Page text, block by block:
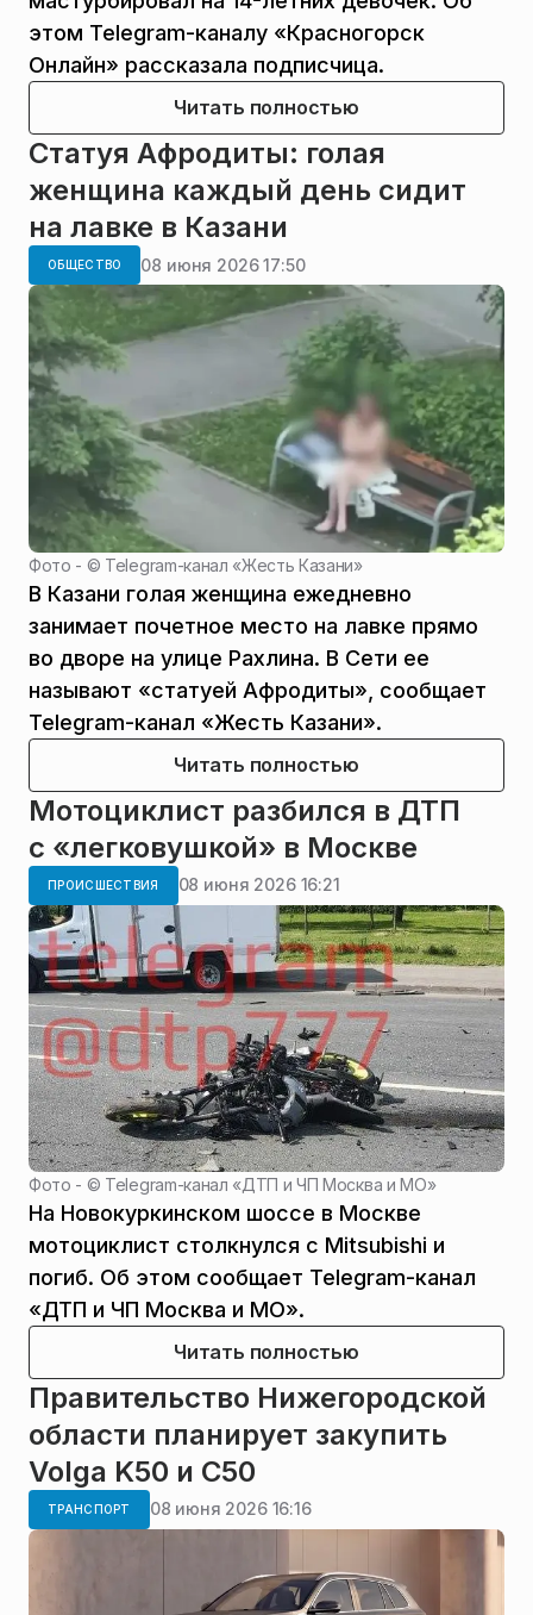
этом Telegram-каналу «Красногорск
Онлайн» рассказала подписчица.
Читать полностью
Статуя Афродиты: голая
женщина каждый день сидит
на лавке в Казани
ОБЩЕСТВО 08 июня 2026 17:50
Фото - © Telegram-канал «Жесть Казани»
В Казани голая женщина ежедневно
занимает почетное место на лавке прямо
во дворе на улице Рахлина. В Сети ее
называют «статуей Афродиты», сообщает
Telegram-канал «Жесть Казани».
Читать полностью
Мотоциклист разбился в ДТП
с «легковушкой» в Москве
ПРОИСШЕСТВИЯ 08 июня 2026 16:21
Фото - © Telegram-канал «ДТП и ЧП Москва и МО»
На Новокуркинском шоссе в Москве
мотоциклист столкнулся с Mitsubishi и
погиб. Об этом сообщает Telegram-канал
«ДТП и ЧП Москва и МО».
Читать полностью
Правительство Нижегородской
области планирует закупить
Volga K50 и C50
ТРАНСПОРТ 08 июня 2026 16:16